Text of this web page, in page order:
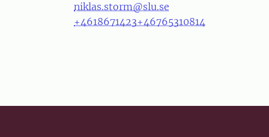
niklas.storm@slu.se
+4618671423+46765310814